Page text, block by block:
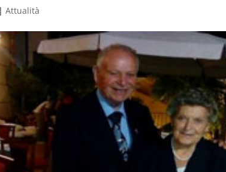
Attualità